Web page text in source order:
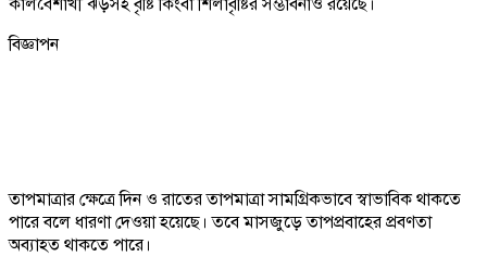
বিজ্ঞাপন
তাপমাত্রার ক্ষেত্রে দিন ও রাতের তাপমাত্রা সামগ্রিকভাবে স্বাভাবিক থাকতে
পারে বলে ধারণা দেওয়া হয়েছে। তবে মাসজুড়ে তাপপ্রবাহের প্রবণতা
অব্যাহত থাকতে পারে।